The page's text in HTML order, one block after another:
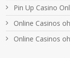
Pin Up Casino
Online Casinos
Online Casinos